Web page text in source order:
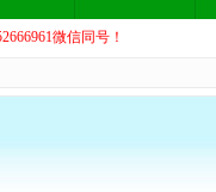
微信同号！